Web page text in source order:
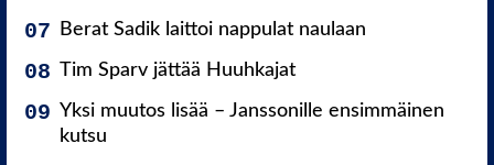
Berat Sadik laittoi nappulat naulaan
Tim Sparv jättää Huuhkajat
Yksi muutos lisää – Janssonille ensimmäinen
kutsu